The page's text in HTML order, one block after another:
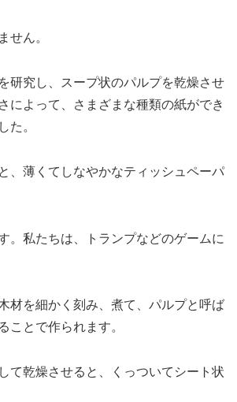
せん。
研究し、スープ状のパルプを乾燥させ
によって、さまざまな種類の紙ができ
た。
、薄くてしなやかなティッシュペーパ
。私たちは、トランプなどのゲームに
材を細かく刻み、煮て、パルプと呼ば
ことで作られます。
て乾燥させると、くっついてシート状